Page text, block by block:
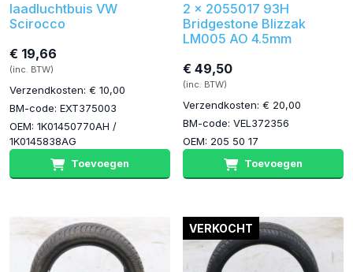
laadluchtbuis VW
Scirocco
€ 19,66
(inc. BTW)
Verzendkosten: € 10,00
BM-code: EXT375003
OEM: 1K01450770AH /
1K0145838AG
Toevoegen
2 x 2055017 93H
Bridgestone Blizzak
LM005 AO 4.5mm
€ 49,50
(inc. BTW)
Verzendkosten: € 20,00
BM-code: VEL372356
OEM: 205 50 17
Toevoegen
VERKOCHT